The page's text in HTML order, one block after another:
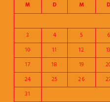
M D M D
3
4 5 6
10
11 12 13
17
18 19
24
25 26
31